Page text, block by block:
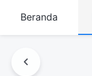
Beranda